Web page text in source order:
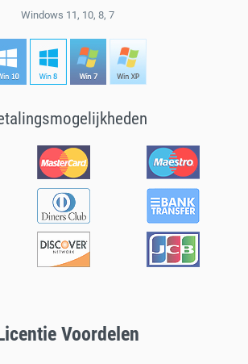
Windows 11, 10, 8, 7
Voordelen